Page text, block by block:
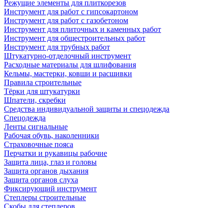
Режущие элементы для плиткорезов
Инструмент для работ с гипсокартоном
Инструмент для работ с газобетоном
Инструмент для плиточных и каменных работ
Инструмент для общестроительных работ
Инструмент для трубных работ
Штукатурно-отделочный инструмент
Расходные материалы для шлифования
Кельмы, мастерки, ковши и расшивки
Правила строительные
Тёрки для штукатурки
Шпатели, скребки
Средства индивидуальной защиты и спецодежда
Спецодежда
Ленты сигнальные
Рабочая обувь, наколенники
Страховочные пояса
Перчатки и рукавицы рабочие
Защита лица, глаз и головы
Защита органов дыхания
Защита органов слуха
Фиксирующий инструмент
Степлеры строительные
Скобы для степлеров